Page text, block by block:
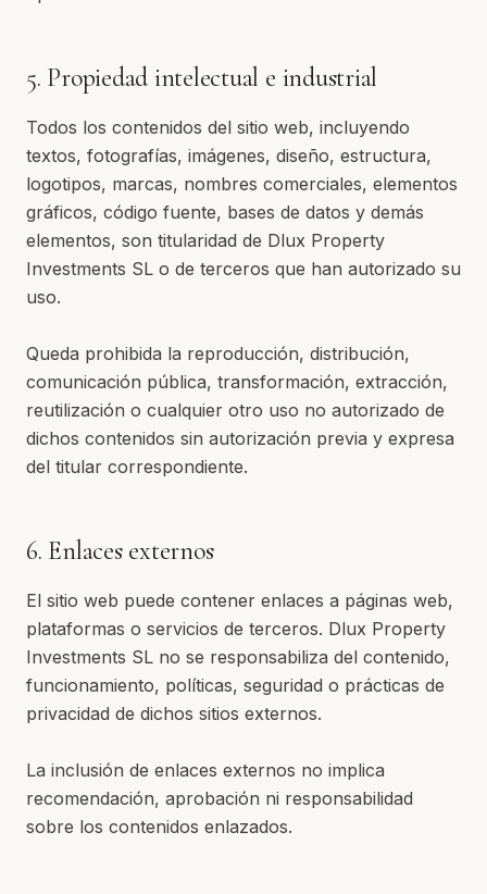
5. Propiedad intelectual e industrial
Todos los contenidos del sitio web, incluyendo
textos, fotografías, imágenes, diseño, estructura,
logotipos, marcas, nombres comerciales, elementos
gráficos, código fuente, bases de datos y demás
elementos, son titularidad de Dlux Property
Investments SL o de terceros que han autorizado su
uso.
Queda prohibida la reproducción, distribución,
comunicación pública, transformación, extracción,
reutilización o cualquier otro uso no autorizado de
dichos contenidos sin autorización previa y expresa
del titular correspondiente.
6. Enlaces externos
El sitio web puede contener enlaces a páginas web,
plataformas o servicios de terceros. Dlux Property
Investments SL no se responsabiliza del contenido,
funcionamiento, políticas, seguridad o prácticas de
privacidad de dichos sitios externos.
La inclusión de enlaces externos no implica
recomendación, aprobación ni responsabilidad
sobre los contenidos enlazados.